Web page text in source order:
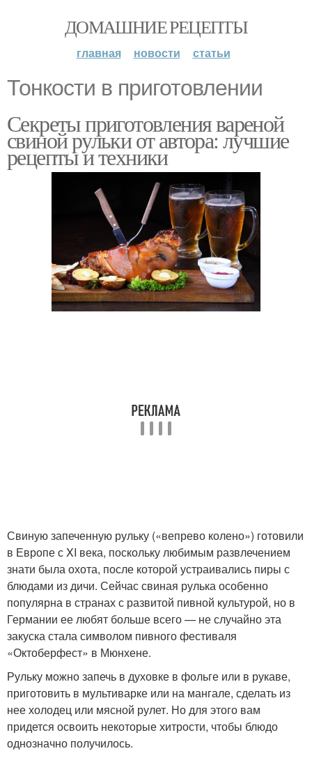
ДОМАШНИЕ РЕЦЕПТЫ
главная новости статьи
Тонкости в приготовлении
Секреты приготовления вареной
свиной рульки от автора: лучшие
рецепты и техники
Свиную запеченную рульку («вепрево колено») готовили
в Европе с XI века, поскольку любимым развлечением
знати была охота, после которой устраивались пиры с
блюдами из дичи. Сейчас свиная рулька особенно
популярна в странах с развитой пивной культурой, но в
Германии ее любят больше всего — не случайно эта
закуска стала символом пивного фестиваля
«Октоберфест» в Мюнхене.
Рульку можно запечь в духовке в фольге или в рукаве,
приготовить в мультиварке или на мангале, сделать из
нее холодец или мясной рулет. Но для этого вам
придется освоить некоторые хитрости, чтобы блюдо
однозначно получилось.